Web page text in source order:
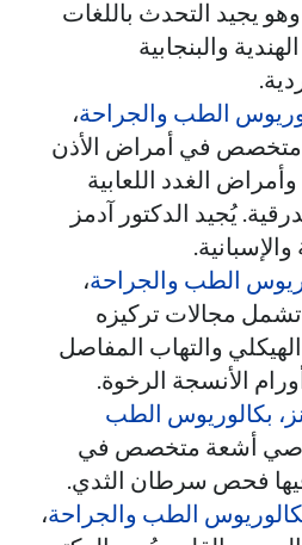
وهو يجيد التحدث باللغات
والبنجابية
الطب والجراحة،
في أمراض الأذن
الغدد اللعابية
يُجيد الدكتور آدمز
والإسبانية.
الطب والجراحة،
مجالات تركيزه
والتهاب المفاصل
الأنسجة الرخوة.
بكالوريوس الطب
أشعة متخصص في
فحص سرطان الثدي.
الطب والجراحة،